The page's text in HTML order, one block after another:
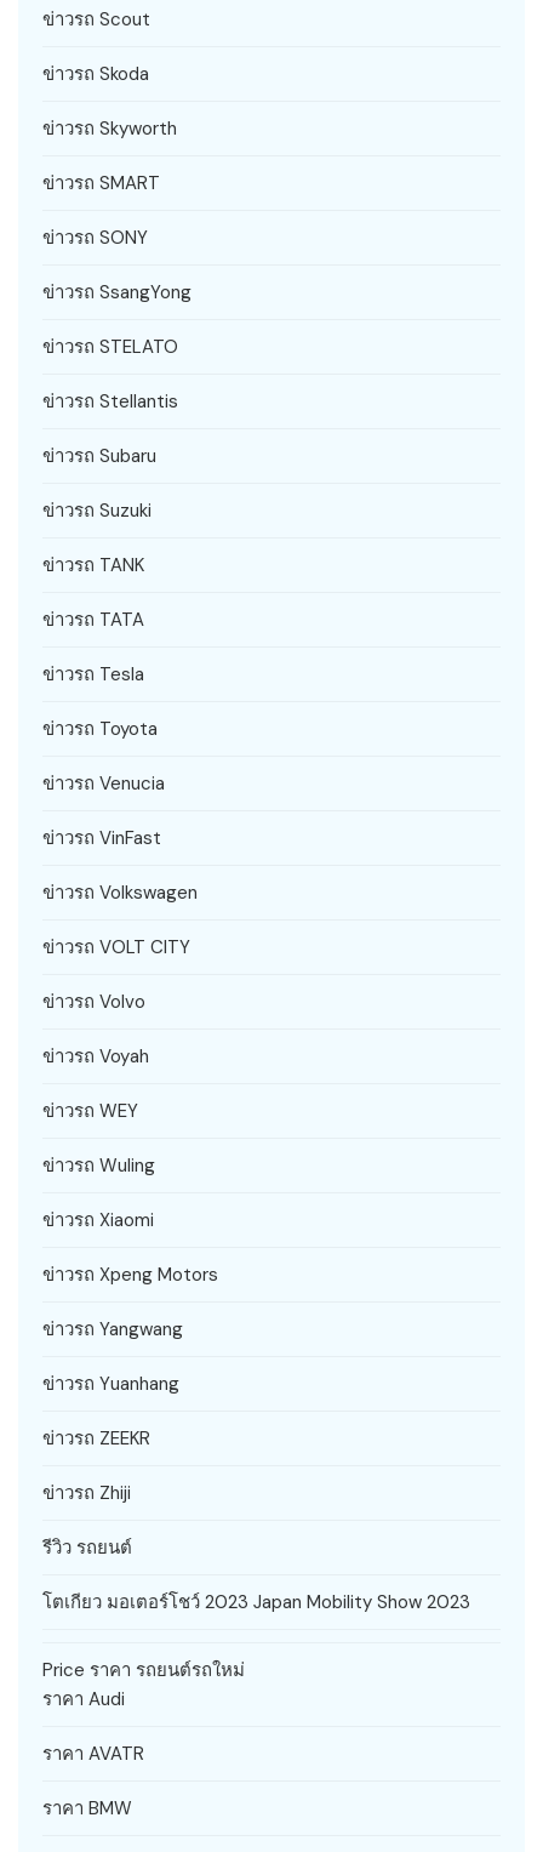
ข่าวรถ Scout
ข่าวรถ Skoda
ข่าวรถ Skyworth
ข่าวรถ SMART
ข่าวรถ SONY
ข่าวรถ SsangYong
ข่าวรถ STELATO
ข่าวรถ Stellantis
ข่าวรถ Subaru
ข่าวรถ Suzuki
ข่าวรถ TANK
ข่าวรถ TATA
ข่าวรถ Tesla
ข่าวรถ Toyota
ข่าวรถ Venucia
ข่าวรถ VinFast
ข่าวรถ Volkswagen
ข่าวรถ VOLT CITY
ข่าวรถ Volvo
ข่าวรถ Voyah
ข่าวรถ WEY
ข่าวรถ Wuling
ข่าวรถ Xiaomi
ข่าวรถ Xpeng Motors
ข่าวรถ Yangwang
ข่าวรถ Yuanhang
ข่าวรถ ZEEKR
ข่าวรถ Zhiji
รีวิว รถยนต์
โตเกียว มอเตอร์โชว์ 2023 Japan Mobility Show 2023
Price ราคา รถยนต์รถใหม่
ราคา Audi
ราคา AVATR
ราคา BMW